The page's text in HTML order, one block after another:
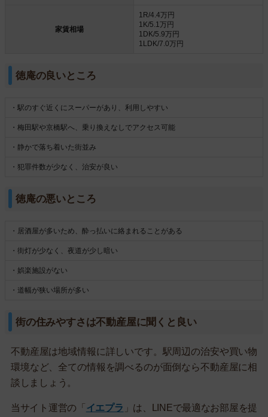
家賃相場
1R/4.4万円
1K/5.1万円
1DK/5.9万円
1LDK/7.0万円
徳庵の良いところ
・駅のすぐ近くにスーパーがあり、利用しやすい
・梅田駅や京橋駅へ、乗り換えなしでアクセス可能
・静かで落ち着いた街並み
・犯罪件数が少なく、治安が良い
徳庵の悪いところ
・居酒屋が多いため、酔っ払いに絡まれることがある
・街灯が少なく、夜道が少し暗い
・娯楽施設がない
・道幅が狭い場所が多い
街の住みやすさは不動産屋に聞くと良い
不動産屋は地域情報に詳しいです。駅周辺の治安や買い物
環境など、全ての情報を調べるのが面倒なら不動産屋に相
談しましょう。
当サイト運営の「 イエプラ 」は、LINEで最適なお部屋を提